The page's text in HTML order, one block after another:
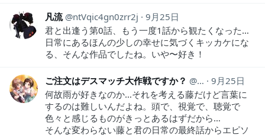
凡流 ntVqic4gn0zrr2j
9月25日
君と出逢う第0話、もう一度1話から観たくなった…
日常にあるほんの少しの幸せに気づくキッカケにな
る、そんな作品でしたね。いや〜好き！
ご注文はデスマッチ大作戦ですか？ gcus_daisakusen
9月25日
何故雨が好きなのか…それを考える藤だけど言葉に
するのは難しいんだよね。頭で、視覚で、聴覚で
色々と感じるものがきっとあるはずだから…
そんな変わらない藤と君の日常の最終話からエピソ